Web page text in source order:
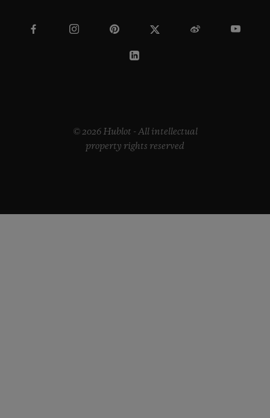
© 2026 Hublot - All intellectual
property rights reserved